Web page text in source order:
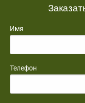
Имя
Телефон